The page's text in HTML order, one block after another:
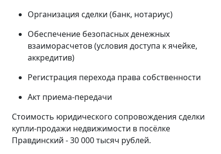
Организация сделки (банк, нотариус)
Обеспечение безопасных денежных
взаиморасчетов (условия доступа к ячейке,
аккредитив)
Регистрация перехода права собственности
Акт приема-передачи
Стоимость юридического сопровождения сделки
купли-продажи недвижимости в посёлке
Правдинский - 30 000 тысяч рублей.